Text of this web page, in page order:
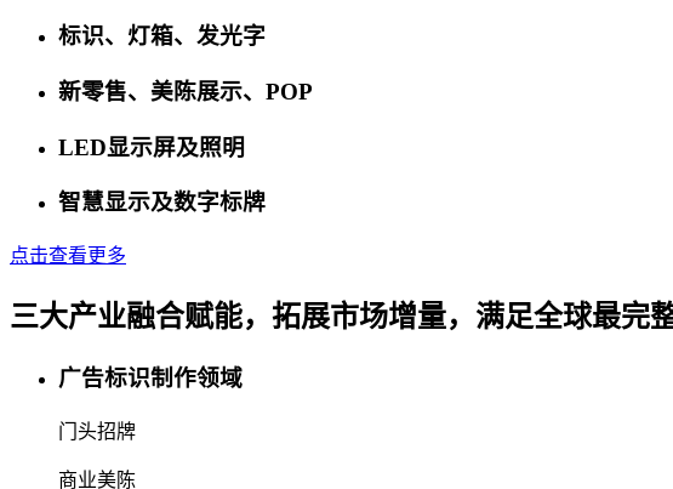
及地区（均经公证处认证），被业界公认为全球广印及 LED 数字标识行业“奥
SIGN CHINA “春秋双展”布局正式开启 —— 春交会于深圳会展中心（福田）
展联动、资源融合”，构建覆盖全产业链的一站式采购平台，助力业界精准对